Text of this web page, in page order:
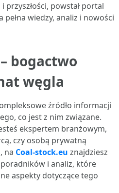
przyszłości, powstał portal
pełna wiedzy, analiz i nowości
– bogactwo
węgla
źródło informacji
co jest z nim związane.
ekspertem branżowym,
czy osobą prywatną
na Coal-stock.eu znajdziesz
i analiz, które
aspekty dotyczące tego